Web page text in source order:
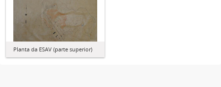
Planta da ESAV (parte superior)